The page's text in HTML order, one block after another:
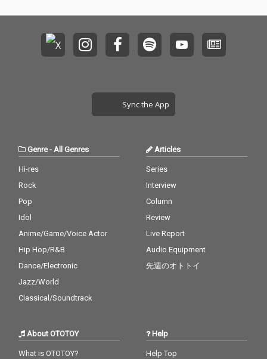
Sync the App
Genre- All Genres
Hi-res
Rock
Pop
Idol
Anime/Game/Voice Actor
Hip Hop/R&B
Dance/Electronic
Jazz/World
Classical/Soundtrack
Articles
Series
Interview
Column
Review
Live Report
Audio Equipment
先週のオトトイ
About OTOTOY
What is OTOTOY?
Help
Help Top